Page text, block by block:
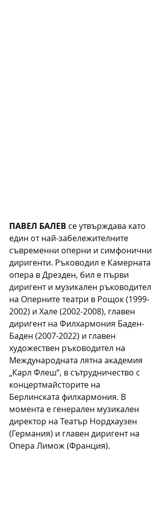
ПАВЕЛ БАЛЕВ се утвърждава като
един от най-забележителните
съвременни оперни и симфонични
диригенти. Ръководил е Камерната
опера в Дрезден, бил е първи
диригент и музикален ръководител
на Оперните театри в Рощок (1999-
2002) и Хале (2002-2008), главен
диригент на Филхармония Баден-
Баден (2007-2022) и главен
художествен ръководител на
Международната лятна академия
„Карл Флеш“, в сътрудничество с
концертмайсторите на
Берлинската филхармония. В
момента е генерален музикален
директор на Театър Нордхаузен
(Германия) и главен диригент на
Опера Лимож (Франция).